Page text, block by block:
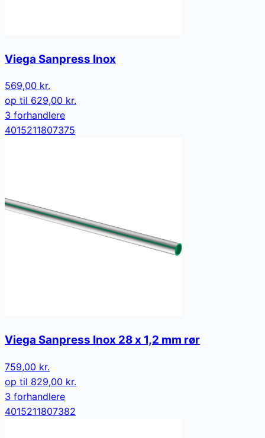
Viega Sanpress Inox
569,00 kr.
op til 629,00 kr.
3 forhandlere
4015211807375
Viega Sanpress Inox 28 x 1,2 mm rør
759,00 kr.
op til 829,00 kr.
3 forhandlere
4015211807382